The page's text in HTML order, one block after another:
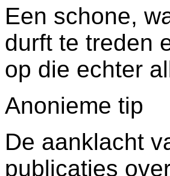
Een schone,
durft te treden
op die echter
Anonieme tip
De aanklacht
publicaties